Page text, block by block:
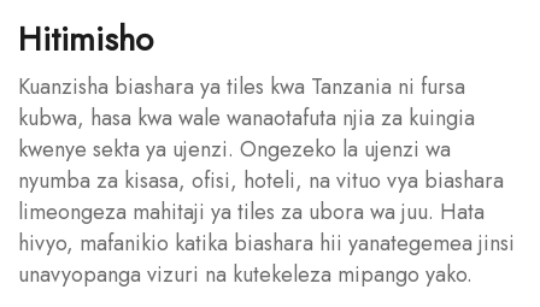
Hitimisho
Kuanzisha biashara ya tiles kwa Tanzania ni fursa
kubwa, hasa kwa wale wanaotafuta njia za kuingia
kwenye sekta ya ujenzi. Ongezeko la ujenzi wa
nyumba za kisasa, ofisi, hoteli, na vituo vya biashara
limeongeza mahitaji ya tiles za ubora wa juu. Hata
hivyo, mafanikio katika biashara hii yanategemea jinsi
unavyopanga vizuri na kutekeleza mipango yako.